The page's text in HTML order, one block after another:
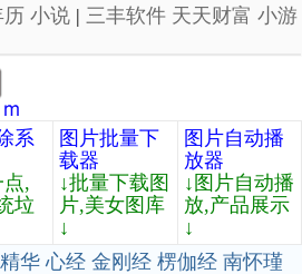
小说 | 三丰软件 天天财富 小游
系
点,
垃
图片批量下
载器
↓批量下载图
片,美女图库
↓
图片自动播
放器
↓图片自动播
放,产品展示
↓
华 心经 金刚经 楞伽经 南怀瑾